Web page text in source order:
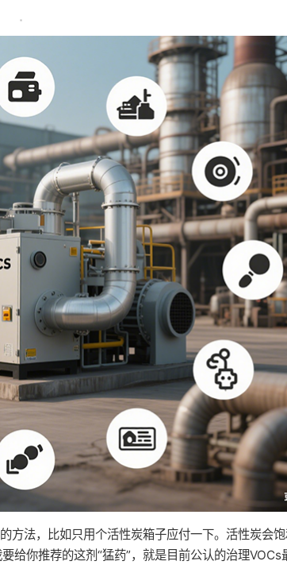
方法，比如只用个活性炭箱子应付一下。活性炭会
你推荐的这剂“猛药”，就是目前公认的治理VOCs